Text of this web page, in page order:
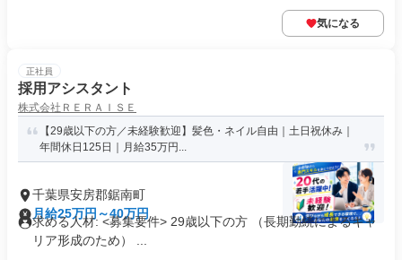
気になる
正社員
採用アシスタント
株式会社ＲＥＲＡＩＳＥ
【29歳以下の方／未経験歓迎】髪色・ネイル自由｜土日祝休み｜
年間休日125日｜月給35万円...
千葉県安房郡鋸南町
月給25万円～40万円
求める人材: <募集要件> 29歳以下の方 （長期勤続によるキャ
リア形成のため） ...